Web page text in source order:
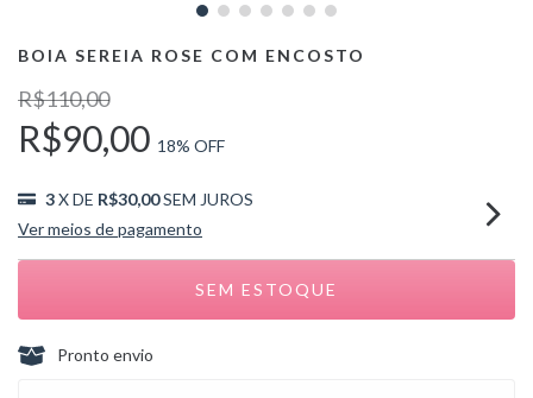
BOIA SEREIA ROSE COM ENCOSTO
R$110,00
R$90,00 18% OFF
3X DE R$30,00SEM JUROS
Ver meios de pagamento
Pronto envio